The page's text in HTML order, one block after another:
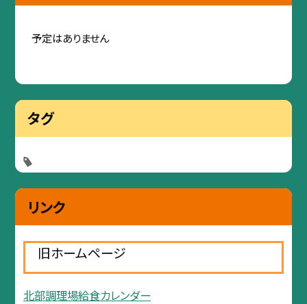
予定はありません
タグ
リンク
旧ホームページ
北部調理場給食カレンダー